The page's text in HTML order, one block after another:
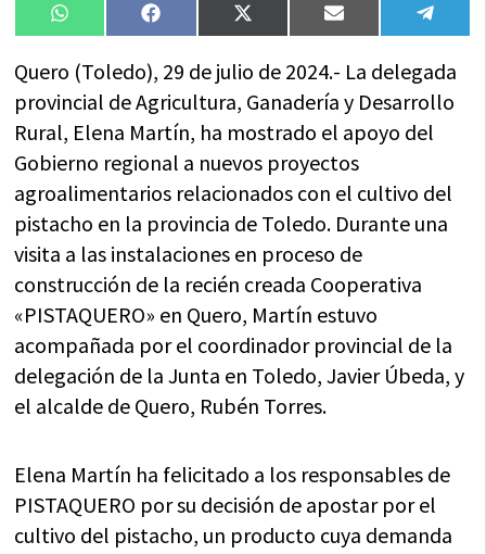
Compartir
en
WhatsAppCompartir
en
FacebookCompartir
en
X
(Twitter)
Compartir
en
Email
en
Quero (Toledo), 29 de julio de 2024.- La delegada
provincial de Agricultura, Ganadería y Desarrollo
Rural, Elena Martín, ha mostrado el apoyo del
Gobierno regional a nuevos proyectos
agroalimentarios relacionados con el cultivo del
pistacho en la provincia de Toledo. Durante una
visita a las instalaciones en proceso de
construcción de la recién creada Cooperativa
«PISTAQUERO» en Quero, Martín estuvo
acompañada por el coordinador provincial de la
delegación de la Junta en Toledo, Javier Úbeda, y
el alcalde de Quero, Rubén Torres.
Elena Martín ha felicitado a los responsables de
PISTAQUERO por su decisión de apostar por el
cultivo del pistacho, un producto cuya demanda